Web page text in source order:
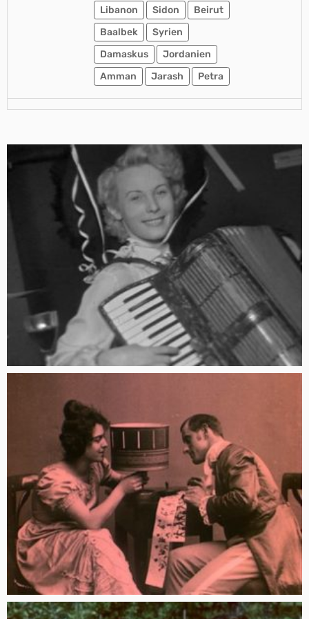
Libanon Sidon
Beirut
Baalbek
Syrien
Damaskus
Jordanien
Amman
Jarash Petra